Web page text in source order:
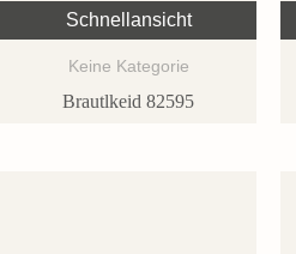
Schnellansicht
Keine Kategorie
Brautlkeid 82595